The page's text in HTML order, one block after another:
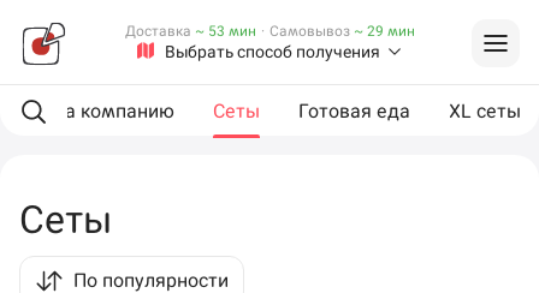
Выбрать способ получения
Доставка ~ 53 мин · Самовывоз ~ 29 мин
На компанию Сеты Готовая еда XL сеты
Сеты
По популярности